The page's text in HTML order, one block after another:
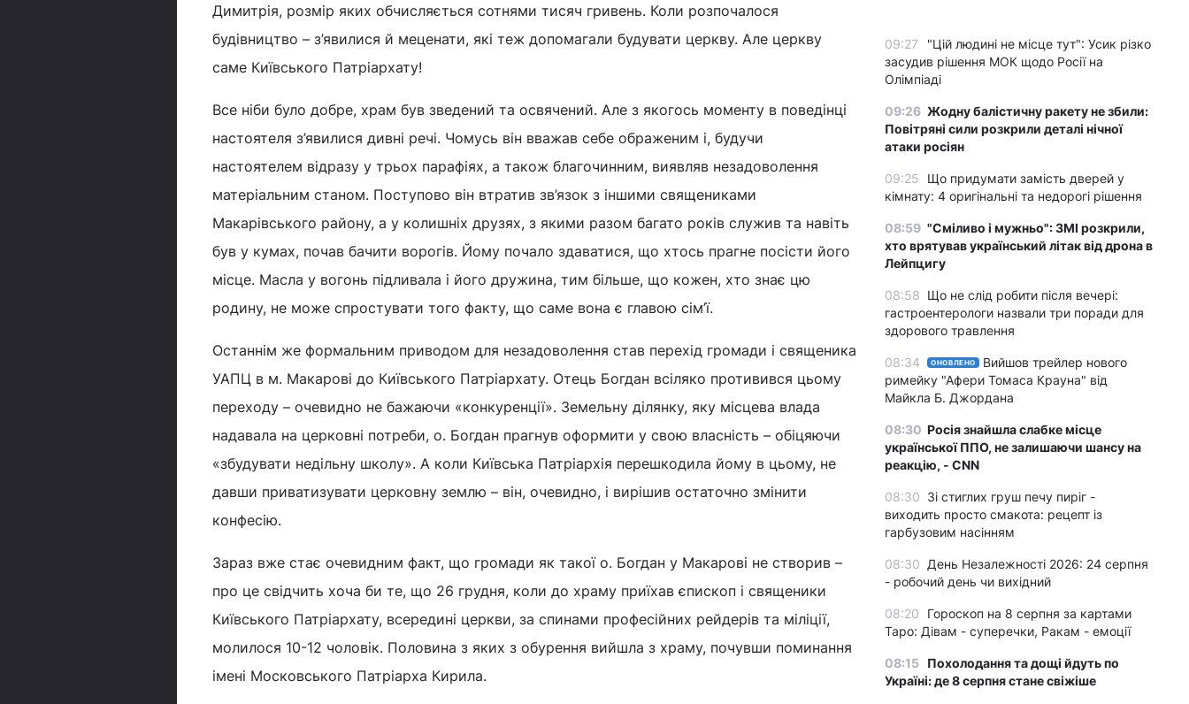
Димитрія, розмір яких обчисляється сотнями тисяч гривень. Коли розпочалося
будівництво – з’явилися й меценати, які теж допомагали будувати церкву. Але церкву
саме Київського Патріархату!
Все ніби було добре, храм був зведений та освячений. Але з якогось моменту в поведінці
настоятеля з’явилися дивні речі. Чомусь він вважав себе ображеним і, будучи
настоятелем відразу у трьох парафіях, а також благочинним, виявляв незадоволення
матеріальним станом. Поступово він втратив зв’язок з іншими священиками
Макарівського району, а у колишніх друзях, з якими разом багато років служив та навіть
був у кумах, почав бачити ворогів. Йому почало здаватися, що хтось прагне посісти його
місце. Масла у вогонь підливала і його дружина, тим більше, що кожен, хто знає цю
родину, не може спростувати того факту, що саме вона є главою сім’ї.
Останнім же формальним приводом для незадоволення став перехід громади і священика
УАПЦ в м. Макарові до Київського Патріархату. Отець Богдан всіляко противився цьому
переходу – очевидно не бажаючи «конкуренції». Земельну ділянку, яку місцева влада
надавала на церковні потреби, о. Богдан прагнув оформити у свою власність – обіцяючи
«збудувати недільну школу». А коли Київська Патріархія перешкодила йому в цьому, не
давши приватизувати церковну землю – він, очевидно, і вирішив остаточно змінити
конфесію.
Зараз вже стає очевидним факт, що громади як такої о. Богдан у Макарові не створив –
про це свідчить хоча би те, що 26 грудня, коли до храму приїхав єпископ і священики
Київського Патріархату, всередині церкви, за спинами професійних рейдерів та міліції,
молилося 10-12 чоловік. Половина з яких з обурення вийшла з храму, почувши поминання
імені Московського Патріарха Кирила.
09:27
"Цій людині не місце тут": Усик різко
засудив рішення МОК щодо Росії на
Олімпіаді
09:26 Жодну балістичну ракету не збили:
Повітряні сили розкрили деталі нічної
атаки росіян
09:25
Що придумати замість дверей у
кімнату: 4 оригінальні та недорогі рішення
08:59 "Сміливо і мужньо": ЗМІ розкрили,
хто врятував український літак від дрона в
Лейпцигу
08:58 Що не слід робити після вечері:
гастроентерологи назвали три поради для
здорового травлення
08:34 ОНОВЛЕНО
Вийшов трейлер нового
римейку "Афери Томаса Крауна" від
Майкла Б. Джордана
08:30 Росія знайшла слабке місце
української ППО, не залишаючи шансу на
реакцію, - CNN
08:30 Зі стиглих груш печу пиріг -
виходить просто смакота: рецепт із
гарбузовим насінням
08:30 День Незалежності 2026: 24 серпня
- робочий день чи вихідний
08:20
Гороскоп на 8 серпня за картами
Таро: Дівам - суперечки, Ракам - емоції
08:15 Похолодання та дощі йдуть по
Україні: де 8 серпня стане свіжіше